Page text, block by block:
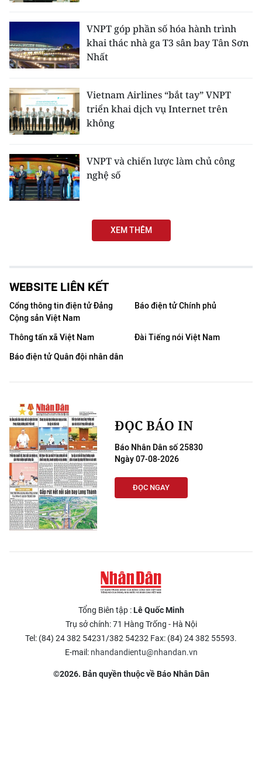
VNPT góp phần số hóa hành trình
khai thác nhà ga T3 sân bay Tân Sơn
Nhất
Vietnam Airlines “bắt tay” VNPT
triển khai dịch vụ Internet trên
không
VNPT và chiến lược làm chủ công
nghệ số
XEM THÊM
WEBSITE LIÊN KẾT
Cổng thông tin điện tử Đảng
Cộng sản Việt Nam
Báo điện tử Chính phủ
Thông tấn xã Việt Nam
Đài Tiếng nói Việt Nam
Báo điện tử Quân đội nhân dân
ĐỌC BÁO IN
Báo Nhân Dân số 25830
Ngày 07-08-2026
ĐỌC NGAY
Tổng Biên tập :Lê Quốc Minh
Trụ sở chính: 71 Hàng Trống - Hà Nội
Tel: (84) 24 382 54231/382 54232 Fax: (84) 24 382 55593.
E-mail: nhandandientu@nhandan.vn
©2026. Bản quyền thuộc về Báo Nhân Dân